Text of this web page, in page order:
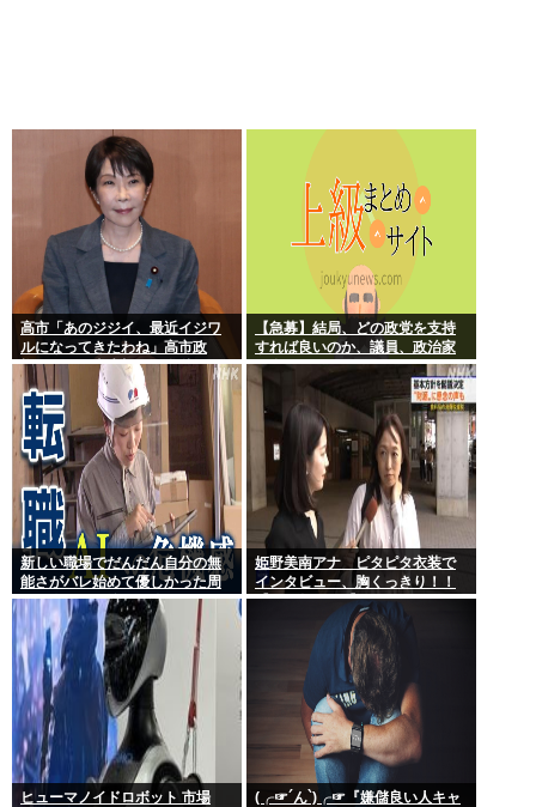
高市「あのジジイ、最近イジワ
ルになってきたわね」高市政
権、ついに麻生切り！嫌儲はど
っちにつくの
【急募】結局、どの政党を支持
すれば良いのか、議員、政治家
は全員悪か
新しい職場でだんだん自分の無
能さがバレ始めて優しかった周
りの人たちが徐々に冷たくなっ
ていく時ってゾクゾクするよな
姫野美南アナ ピタピタ衣装で
インタビュー、胸くっきり！！
【GIF動画あり】
ヒューマノイドロボット 市場
(╭☞´ん`)╭☞『嫌儲良い人キャ